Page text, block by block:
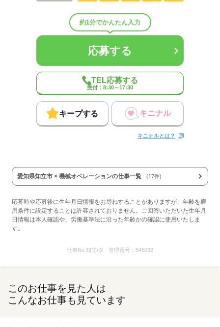
しずか
配属先部署：
機械に部品をセットしたらボタンを押すだけ！
10人
（男2：女8）
平均年齢
メーカー関連
事業内容
プレス機械オペ・検査
30～99人
約1分でかんたん入力
応募する
TEL応募する
受付：8:30～17:30
キープする キニナル
キニナルとは？
愛知県知立市 × 機械オペレーションの仕事一覧 (17件)
応募時や応募後に生年月日情報をお尋ねすることがありますが、年齢を雇
用条件に設定することは許容されておりません。ご回答いただいた生年月
日情報は本人確認や、労働基準法に沿った年齢かの確認に使用いたしま
す。
仕事No. 知立/ダ 管理番号： 545032
このお仕事を見た人は
こんなお仕事も見ています